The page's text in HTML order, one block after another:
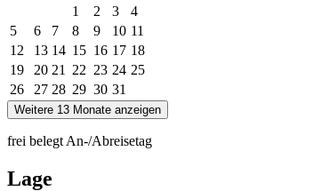
1
2 3
4
5
6 7 8 9 10 11
12
13 14 15 16 17 18
19
20 21 22 23 24 25
26
27 28 29 30 31
Weitere 13 Monate anzeigen
frei belegt An-/Abreisetag
Lage